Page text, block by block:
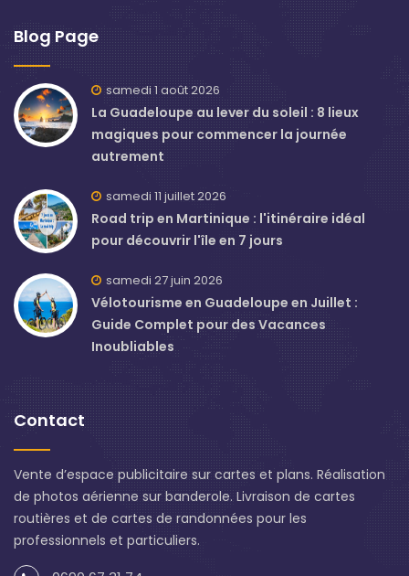
Blog Page
samedi 1 août 2026
La Guadeloupe au lever du soleil : 8 lieux
magiques pour commencer la journée
autrement
samedi 11 juillet 2026
Road trip en Martinique : l'itinéraire idéal
pour découvrir l'île en 7 jours
samedi 27 juin 2026
Vélotourisme en Guadeloupe en Juillet :
Guide Complet pour des Vacances
Inoubliables
Contact
Vente d’espace publicitaire sur cartes et plans. Réalisation
de photos aérienne sur banderole. Livraison de cartes
routières et de cartes de randonnées pour les
professionnels et particuliers.